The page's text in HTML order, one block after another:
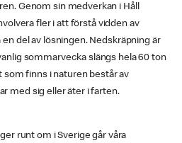
Genom sin medverkan i Håll
fler i att förstå vidden av
del av lösningen. Nedskräpning är
sommarvecka slängs hela 60 ton
som finns i naturen består av
med sig eller äter i farten.
runt om i Sverige går våra